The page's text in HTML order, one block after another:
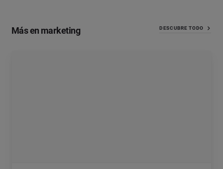
Más en marketing DESCUBRE TODO